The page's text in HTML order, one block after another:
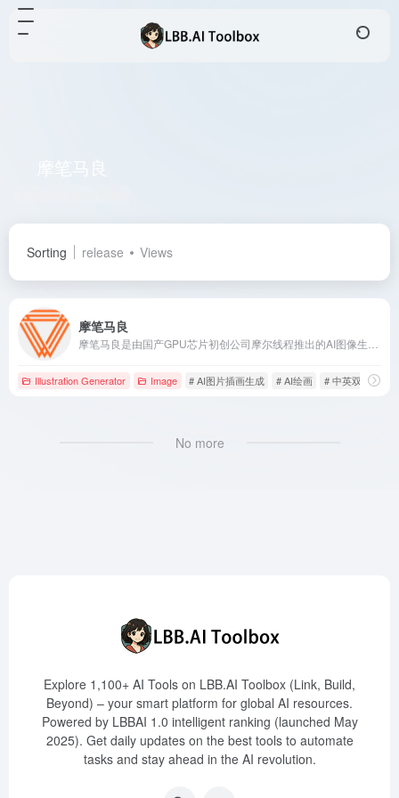
Sorting release Views
摩笔马良
Illustration Generator Image # AI图片插画生成 # AI绘画 # 中英双语
No more
Explore 1,100+ AI Tools on LBB.AI Toolbox (Link, Build,
Beyond) – your smart platform for global AI resources.
Powered by LBBAI 1.0 intelligent ranking (launched May
2025). Get daily updates on the best tools to automate
tasks and stay ahead in the AI revolution.